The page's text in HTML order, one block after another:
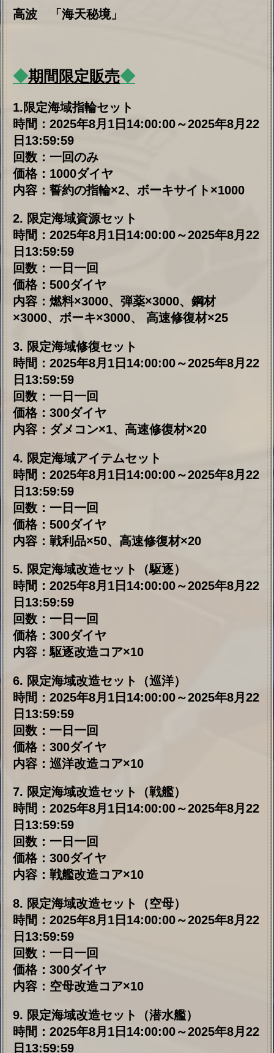
時間：2025年8月1日14:00:00～2025年8月22
9. 限定海域改造セット（潜水艦）
日13:59:59
回数：一日一回
価格：300ダイヤ
内容：潜水艦改造コア×10
Copyright © 2020 moe fantasy Inc.
ALL RIGHTS RESERVED.